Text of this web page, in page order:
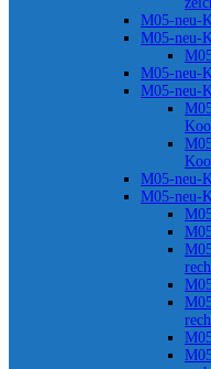
M05-neu-
M05-neu-
M05-neu-
M05-neu-
M05-neu-
M05-neu-